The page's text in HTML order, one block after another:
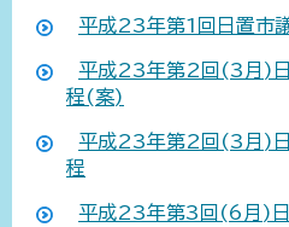
平成23年第1回日置市
平成23年第2回(3月)日
程(案)
平成23年第2回(3月)日
程
平成23年第3回(6月)日